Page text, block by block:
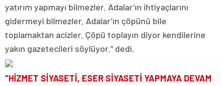
yatırım yapmayı bilmezler. Adalar’ın ihtiyaçlarını
gidermeyi bilmezler. Adalar’ın çöpünü bile
toplamaktan acizler. Çöpü toplayın diyor kendilerine
yakın gazetecileri söylüyor.” dedi.
“HİZMET SİYASETİ, ESER SİYASETİ YAPMAYA DEVAM